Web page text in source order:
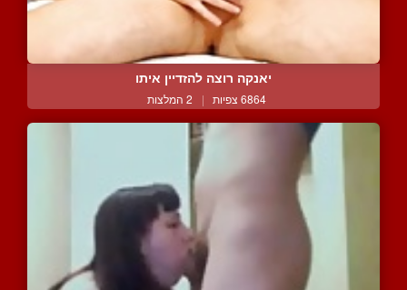
יאנקה רוצה להזדיין איתו
6864 צפיות | 2 המלצות